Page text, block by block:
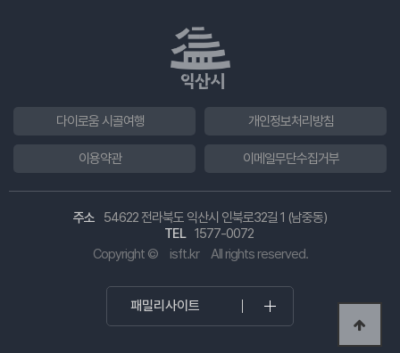
다이로움 시골여행 개인정보처리방침
이용약관 이메일무단수집거부
주소
54622 전라북도 익산시 인북로32길 1 (남중동)
TEL 1577-0072
Copyright ©
isft.kr All rights reserved.
패밀리사이트